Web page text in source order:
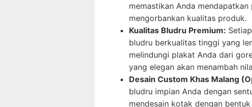
memastikan Anda
mengorbankan kualitas produk.
Kualitas Bludru Premium:
bludru berkualitas tinggi yang
melindungi plakat Anda dari
yang elegan akan menambah
Desain Custom Khas Malang
bludru impian Anda dengan
mendesain kotak dengan